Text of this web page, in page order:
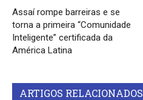
Assaí rompe barreiras e se
torna a primeira “Comunidade
Inteligente” certificada da
América Latina
ARTIGOS RELACIONADOS